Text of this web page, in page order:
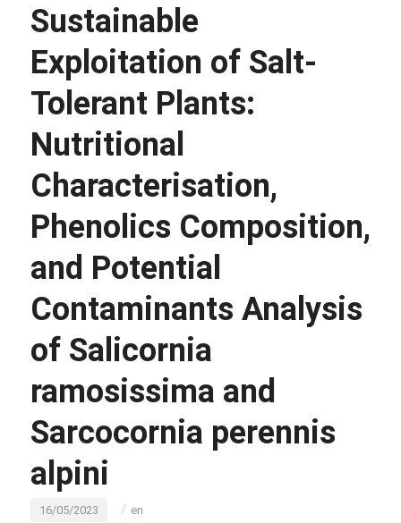
Sustainable
Exploitation of Salt-
Tolerant Plants:
Nutritional
Characterisation,
Phenolics Composition,
and Potential
Contaminants Analysis
of Salicornia
ramosissima and
Sarcocornia perennis
alpini
16/05/2023 / en